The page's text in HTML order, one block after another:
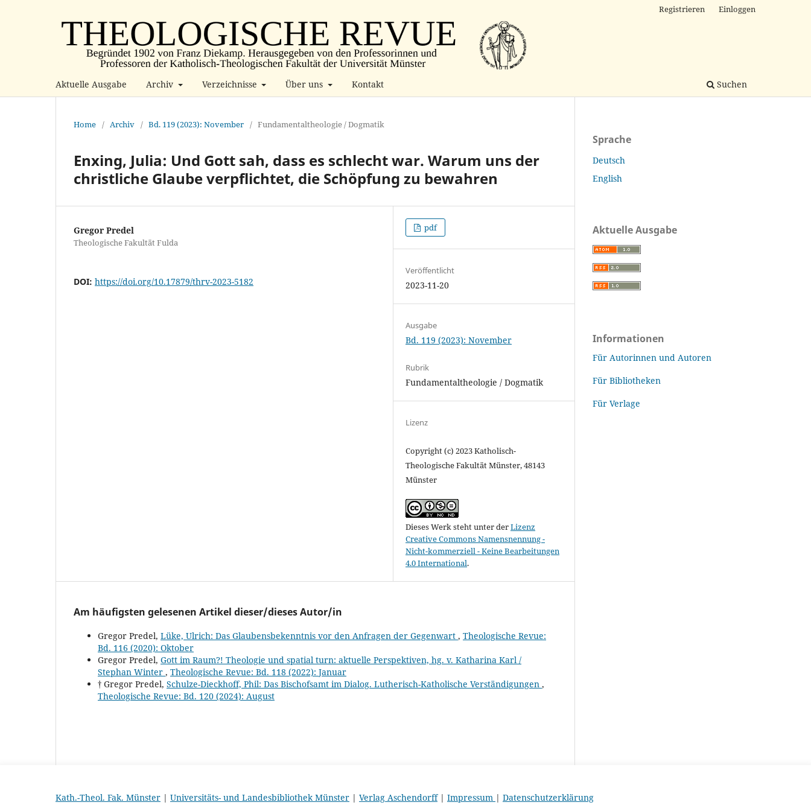
Aktuelle Ausgabe Archiv Verzeichnisse Über uns Kontakt Suchen
Registrieren Einloggen
Home / Archiv / Bd. 119 (2023): November / Fundamentaltheologie / Dogmatik
Enxing, Julia: Und Gott sah, dass es schlecht war. Warum uns der
christliche Glaube verpflichtet, die Schöpfung zu bewahren
Gregor Predel
Theologische Fakultät Fulda
DOI: https://doi.org/10.17879/thrv-2023-5182
pdf
Veröffentlicht
2023-11-20
Ausgabe
Bd. 119 (2023): November
Rubrik
Fundamentaltheologie / Dogmatik
Lizenz
Copyright (c) 2023 Katholisch-
Theologische Fakultät Münster, 48143
Münster
Dieses Werk steht unter derLizenz
Creative Commons Namensnennung -
Nicht-kommerziell - Keine Bearbeitungen
4.0 International.
Am häufigsten gelesenen Artikel dieser/dieses Autor/in
Gregor Predel, Lüke, Ulrich: Das Glaubensbekenntnis vor den Anfragen der Gegenwart , Theologische Revue:
Bd. 116 (2020): Oktober
Gregor Predel, Gott im Raum?! Theologie und spatial turn: aktuelle Perspektiven, hg. v. Katharina Karl /
Stephan Winter , Theologische Revue: Bd. 118 (2022): Januar
† Gregor Predel, Schulze-Dieckhoff, Phil: Das Bischofsamt im Dialog. Lutherisch-Katholische Verständigungen ,
Theologische Revue: Bd. 120 (2024): August
Sprache
Deutsch
English
Aktuelle Ausgabe
Informationen
Für Autorinnen und Autoren
Für Bibliotheken
Für Verlage
Kath.-Theol. Fak. Münster | Universitäts- und Landesbibliothek Münster | Verlag Aschendorff| Impressum | Datenschutzerklärung